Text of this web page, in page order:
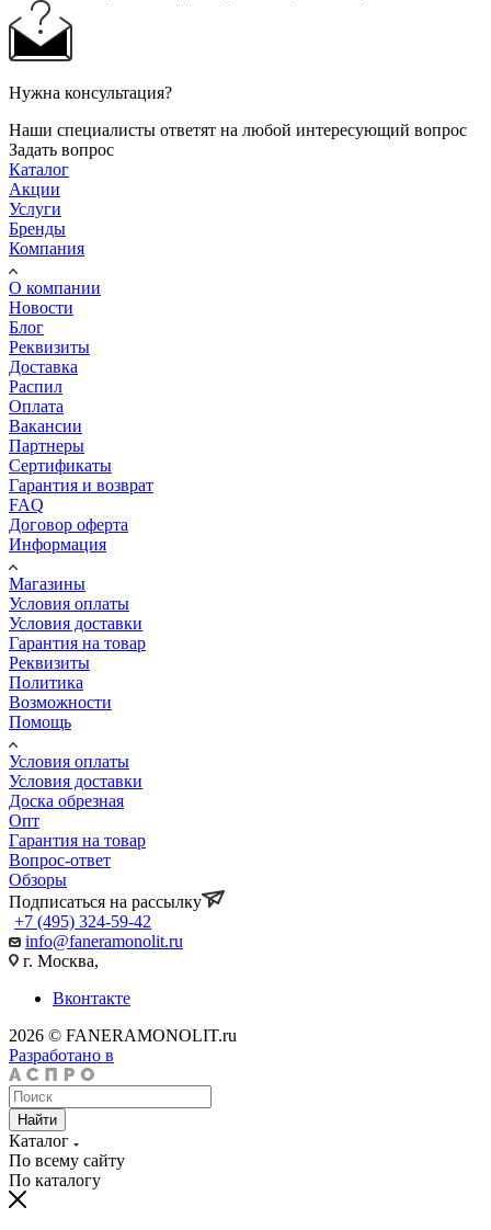
Нужна консультация?
Наши специалисты ответят на любой интересующий вопрос
Задать вопрос
Каталог
Акции
Услуги
Бренды
Компания
О компании
Новости
Блог
Реквизиты
Доставка
Распил
Оплата
Вакансии
Партнеры
Сертификаты
Гарантия и возврат
FAQ
Договор оферта
Информация
Магазины
Условия оплаты
Условия доставки
Гарантия на товар
Реквизиты
Политика
Возможности
Помощь
Условия оплаты
Условия доставки
Доска обрезная
Опт
Гарантия на товар
Вопрос-ответ
Обзоры
Подписаться на рассылку
+7 (495) 324-59-42
info@faneramonolit.ru
г. Москва,
Вконтакте
2026 © FANERAMONOLIT.ru
Разработано в
Найти
Каталог
По всему сайту
По каталогу